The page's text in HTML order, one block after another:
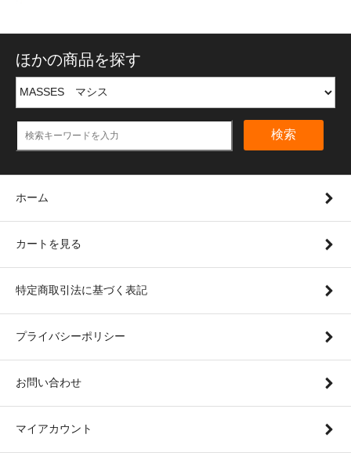
ほかの商品を探す
検索
ホーム
カートを見る
特定商取引法に基づく表記
プライバシーポリシー
お問い合わせ
マイアカウント